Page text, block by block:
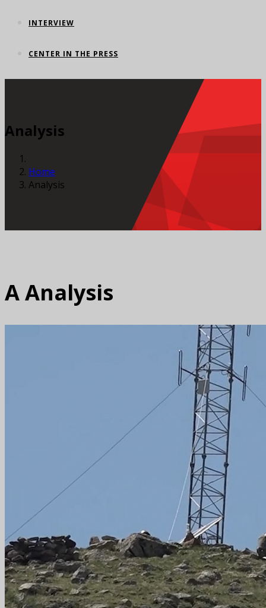
INTERVIEW
CENTER IN THE PRESS
Analysis
Home
Analysis
AAnalysis